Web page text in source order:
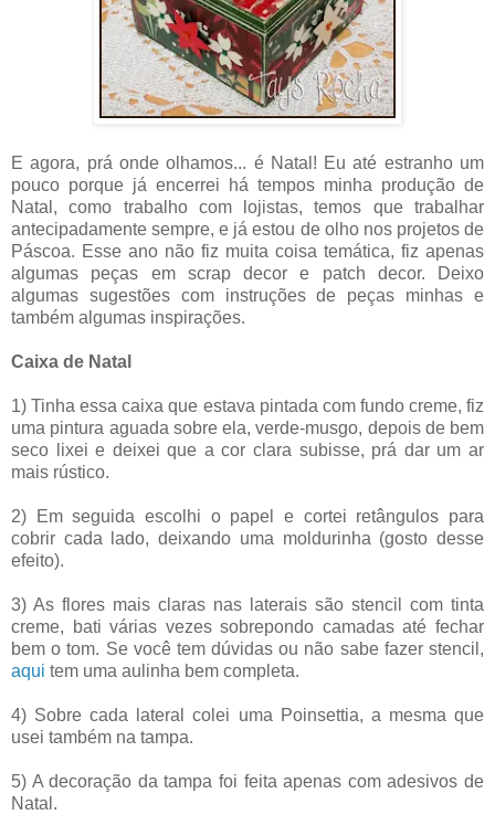
E agora, prá onde olhamos... é Natal! Eu até estranho um
pouco porque já encerrei há tempos minha produção de
Natal, como trabalho com lojistas, temos que trabalhar
antecipadamente sempre, e já estou de olho nos projetos de
Páscoa. Esse ano não fiz muita coisa temática, fiz apenas
algumas peças em scrap decor e patch decor. Deixo
algumas sugestões com instruções de peças minhas e
também algumas inspirações.
Caixa de Natal
1) Tinha essa caixa que estava pintada com fundo creme, fiz
uma pintura aguada sobre ela, verde-musgo, depois de bem
seco lixei e deixei que a cor clara subisse, prá dar um ar
mais rústico.
2) Em seguida escolhi o papel e cortei retângulos para
cobrir cada lado, deixando uma moldurinha (gosto desse
efeito).
3) As flores mais claras nas laterais são stencil com tinta
creme, bati várias vezes sobrepondo camadas até fechar
bem o tom. Se você tem dúvidas ou não sabe fazer stencil,
aqui tem uma aulinha bem completa.
4) Sobre cada lateral colei uma Poinsettia, a mesma que
usei também na tampa.
5) A decoração da tampa foi feita apenas com adesivos de
Natal.